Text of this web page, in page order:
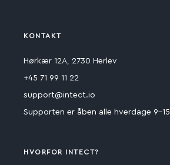
KONTAKT
Hørkær 12A, 2730 Herlev
+45 71 99 11 22
support@intect.io
Supporten er åben alle hverdage 9-15
HVORFOR INTECT?